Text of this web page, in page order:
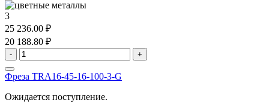
3
25 236.00 ₽
20 188.80 ₽
- +
Фреза TRA16-45-16-100-3-G
Ожидается поступление.